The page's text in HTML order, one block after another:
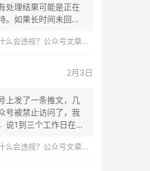
处理结果可能是正在
。如果长时间未回
规？公众号文章怎么检测是否违规？
2月3日
上发了一条推文，几
号被禁止访问了，我
说1到三个工作日在微
规？公众号文章怎么检测是否违规？